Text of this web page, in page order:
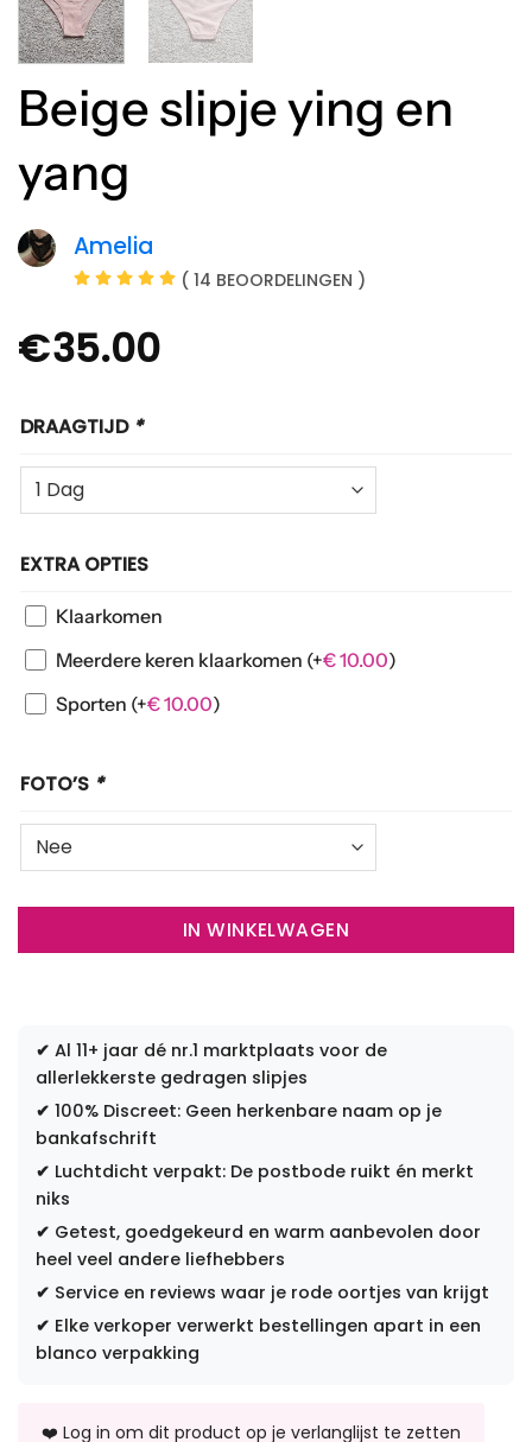
Beige slipje ying en
yang
Amelia
( 14 BEOORDELINGEN )
€35.00
DRAAGTIJD *
EXTRA OPTIES
Klaarkomen
Meerdere keren klaarkomen (+€10.00)
Sporten (+€10.00)
FOTO’S *
IN WINKELWAGEN
✔ Al 11+ jaar dé nr.1 marktplaats voor de
allerlekkerste gedragen slipjes
✔ 100% Discreet: Geen herkenbare naam op je
bankafschrift
✔ Luchtdicht verpakt: De postbode ruikt én merkt
niks
✔ Getest, goedgekeurd en warm aanbevolen door
heel veel andere liefhebbers
✔ Service en reviews waar je rode oortjes van krijgt
✔ Elke verkoper verwerkt bestellingen apart in een
blanco verpakking